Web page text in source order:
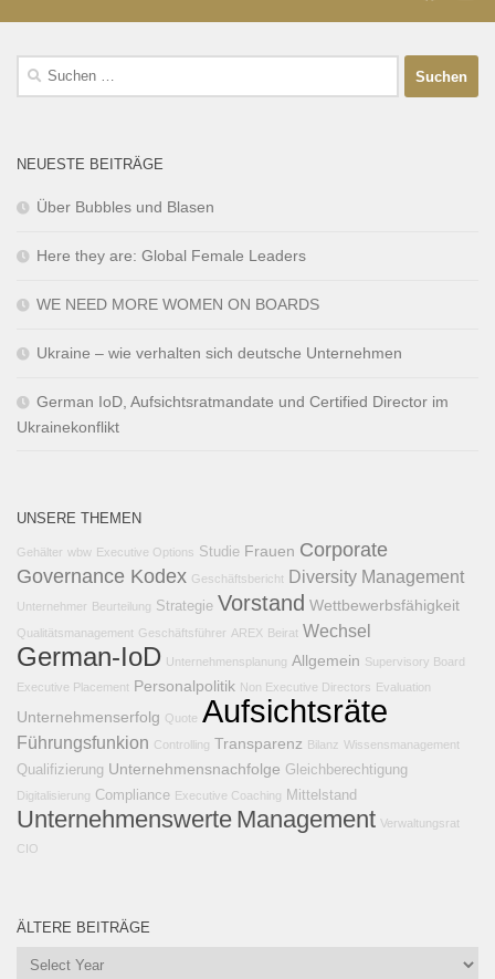
NEUESTE BEITRÄGE
Über Bubbles und Blasen
Here they are: Global Female Leaders
WE NEED MORE WOMEN ON BOARDS
Ukraine – wie verhalten sich deutsche Unternehmen
German IoD, Aufsichtsratmandate und Certified Director im
Ukrainekonflikt
UNSERE THEMEN
Gehälter wbw Executive Options Studie Frauen Corporate
Governance Kodex Geschäftsbericht Diversity Management
Unternehmer Beurteilung Strategie Vorstand Wettbewerbsfähigkeit
Qualitätsmanagement Geschäftsführer AREX Beirat Wechsel
German-IoD Unternehmensplanung Allgemein Supervisory Board
Executive Placement Personalpolitik Non Executive Directors Evaluation
Unternehmenserfolg Quote Aufsichtsräte
Führungsfunkion Controlling Transparenz Bilanz Wissensmanagement
Qualifizierung Unternehmensnachfolge Gleichberechtigung
Digitalisierung Compliance Executive Coaching Mittelstand
Unternehmenswerte Management Verwaltungsrat
CIO
ÄLTERE BEITRÄGE